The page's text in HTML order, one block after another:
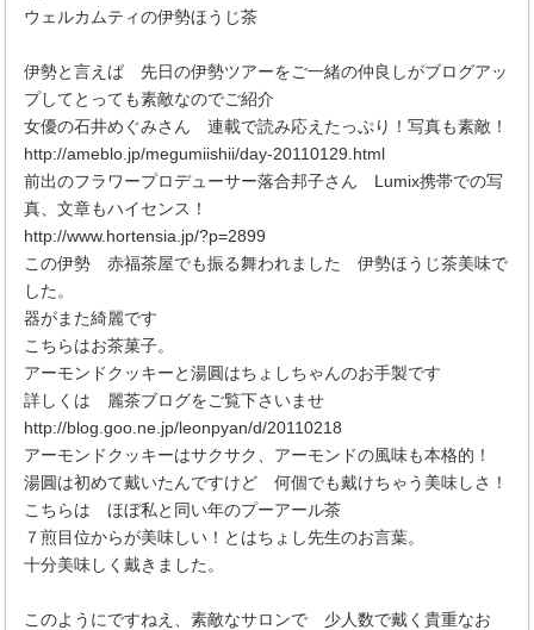
ウェルカムティの伊勢ほうじ茶
伊勢と言えば 先日の伊勢ツアーをご一緒の仲良しがブログアッ
プしてとっても素敵なのでご紹介
女優の石井めぐみさん 連載で読み応えたっぷり！写真も素敵！
http://ameblo.jp/megumiishii/day-20110129.html
前出のフラワープロデューサー落合邦子さん Lumix携帯での写
真、文章もハイセンス！
http://www.hortensia.jp/?p=2899
この伊勢 赤福茶屋でも振る舞われました 伊勢ほうじ茶美味で
した。
器がまた綺麗です
こちらはお茶菓子。
アーモンドクッキーと湯圓はちょしちゃんのお手製です
詳しくは 麗茶ブログをご覧下さいませ
http://blog.goo.ne.jp/leonpyan/d/20110218
アーモンドクッキーはサクサク、アーモンドの風味も本格的！
湯圓は初めて戴いたんですけど 何個でも戴けちゃう美味しさ！
こちらは ほぼ私と同い年のプーアール茶
７煎目位からが美味しい！とはちょし先生のお言葉。
十分美味しく戴きました。
このようにですねえ、素敵なサロンで 少人数で戴く貴重なお